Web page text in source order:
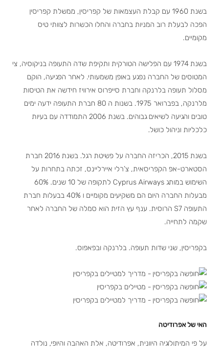
בשנת 1960 עם קבלת העצמאות של קפריסין, ממשלת קפריסין
הפכה לבעלת רוב המניות בחברה והחלו הכשרות לצוותי טיס
מקומיים.
בשנת 1974 עם הפלישה הטורקית ותקיפת שדה התעופה בניקוסיה, צי
המטוסים של החברה נפגע באופן משמעותי. לאחר הפגיעה, הוקם
מסלול תעופה בלרנקה וחברת סייפרוס אירוויז חידשה את הטיסות
מלרנקה, בפברואר 1975. בשנות ה 80 חברת התעופה ידעה ימים
טובים והגיעה לשיאים גבוהים. בשנת 2006 התמודדה עם בעיות
כלכליות וניהול כושל.
בשנת 2015, הכריזה החברה על פשיטת רגל. בשנת 2016 חברת
הסטארט-אפ הקפריסאית, צ’רלי איירליינס, זכתה בתחרות על
השימוש במותג Cyprus Airways לתקופה של 10 שנים. 60%
מבעלות החברה היום הם משקיעים מקומיים ו 40% בבעלות חברת
התעופה S7 הרוסית. ענף עץ הזית הוא סמלה של החברה לאחר
שקמה לתחייה.
בקפריסין, שני שדות תעופה. בלרנקה ובפאפוס.
האי של אפרודיטה
על פי המיתולוגיה היוונית, אפרודיטה, אלת האהבה והיופי, נולדה